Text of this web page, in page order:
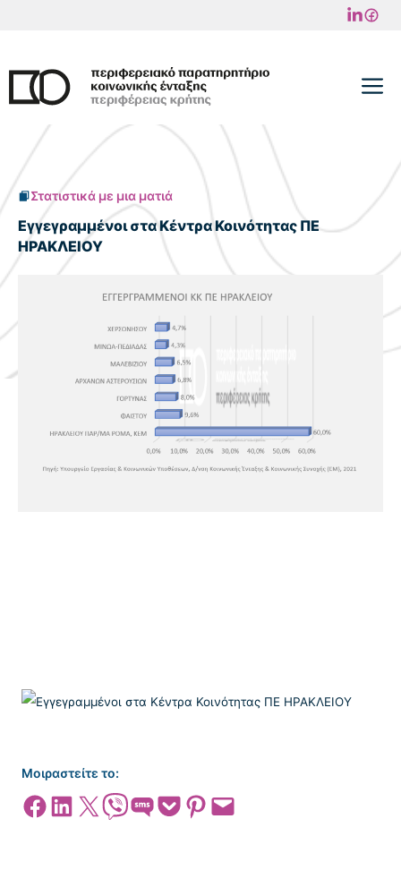
περιεχόμενο
Στατιστικά με μια ματιά
Εγγεγραμμένοι στα Κέντρα Κοινότητας ΠΕ
ΗΡΑΚΛΕΙΟΥ
Μοιραστείτε το:
Share on Facebook
Share on LinkedIn
Share on X Share on ViberShare on SMSShare on Pocket
Share on Pinterest
Email this Page